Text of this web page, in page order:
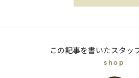
この記事を書いたスタッ
shop